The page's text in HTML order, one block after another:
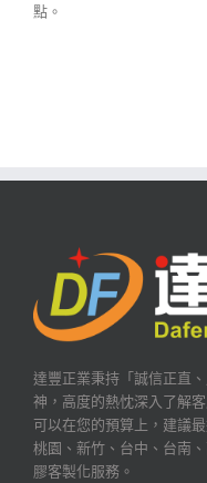
點。
達豐正業秉持「誠信正直
神，高度的熱忱深入了解
可以在您的預算上，建議
桃園、新竹、台中、台南
膠客製化服務。